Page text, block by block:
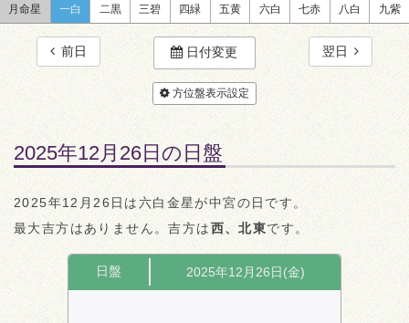
月命星 一白 二黒 三碧 四緑 五黄 六白 七赤 八白 九紫
前日 日付変更 翌日
方位盤表示設定
2025年12月26日の日盤
2025年12月26日は六白金星が中宮の日です。
最大吉方はありません。吉方は西、北東です。
日盤 2025年12月26日(金)